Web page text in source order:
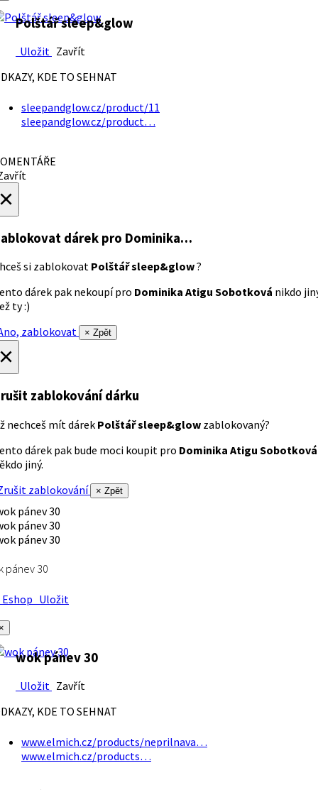
Polštář sleep&glow
Uložit Zavřít
KDE TO SEHNAT
sleepandglow.cz/product/11
sleepandglow.cz/product…
dárek pro Dominika…
si zablokovat Polštář sleep&glow?
dárek pak nekoupí pro Dominika Atigu Sobotková nikdo
ty :)
zablokovat
× Zpět
zablokování dárku
nechceš mít dárek Polštář sleep&glow zablokovaný?
dárek pak bude moci koupit pro Dominika Atigu Sobotková
jiný.
zablokování
× Zpět
pánev 30
Uložit
wok pánev 30
Uložit Zavřít
KDE TO SEHNAT
www.elmich.cz/products/neprilnava…
www.elmich.cz/products…